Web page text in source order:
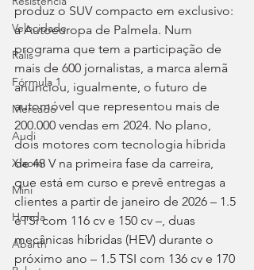
Velocidade
Ralis
Fórmula 1
Mercado
Audi
Xiaomi
Mini
Honda
Abarth
produz o SUV compacto em exclusivo:
a Autoeuropa de Palmela. Num
programa que tem a participação de
mais de 600 jornalistas, a marca alemã
anunciou, igualmente, o futuro de
automóvel que representou mais de
200.000 vendas em 2024. No plano,
dois motores com tecnologia híbrida
de 48 V na primeira fase da carreira,
que está em curso e prevê entregas a
clientes a partir de janeiro de 2026 – 1.5
eTSi com 116 cv e 150 cv –, duas
mecânicas híbridas (HEV) durante o
próximo ano – 1.5 TSI com 136 cv e 170